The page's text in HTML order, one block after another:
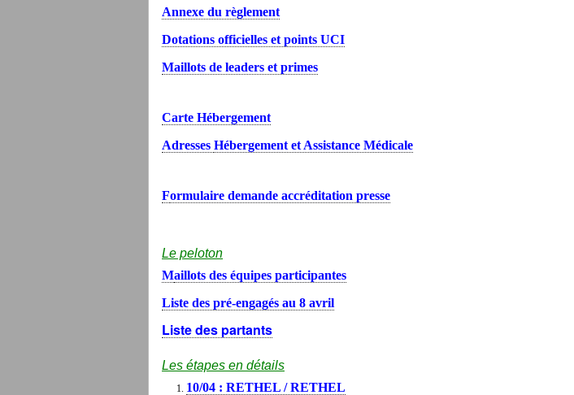
Annexe du règlement
Dotations officielles et points UCI
Maillots de leaders et primes
Carte Hébergement
Adresses Hébergement et Assistance Médicale
Formulaire demande accréditation presse
Le peloton
Maillots des équipes participantes
Liste des pré-engagés au 8 avril
Liste des partants
Les étapes en détails
10/04 : RETHEL / RETHEL